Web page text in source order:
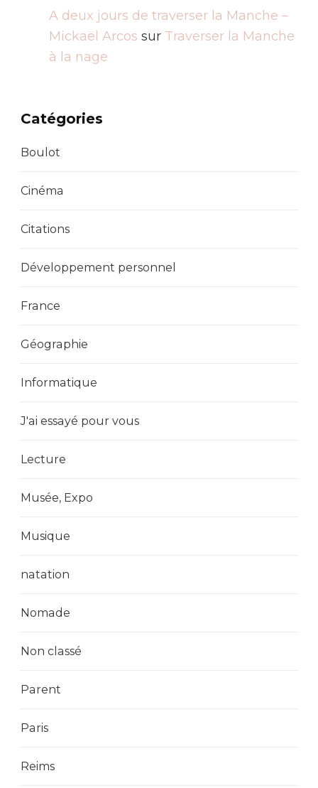
A deux jours de traverser la Manche –
Mickaël Arcos sur Traverser la Manche
à la nage
Catégories
Boulot
Cinéma
Citations
Développement personnel
France
Géographie
Informatique
J'ai essayé pour vous
Lecture
Musée, Expo
Musique
natation
Nomade
Non classé
Parent
Paris
Reims